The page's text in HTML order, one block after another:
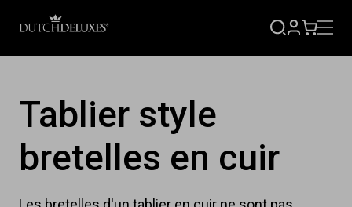
PANIER
Tablier style
bretelles en cuir